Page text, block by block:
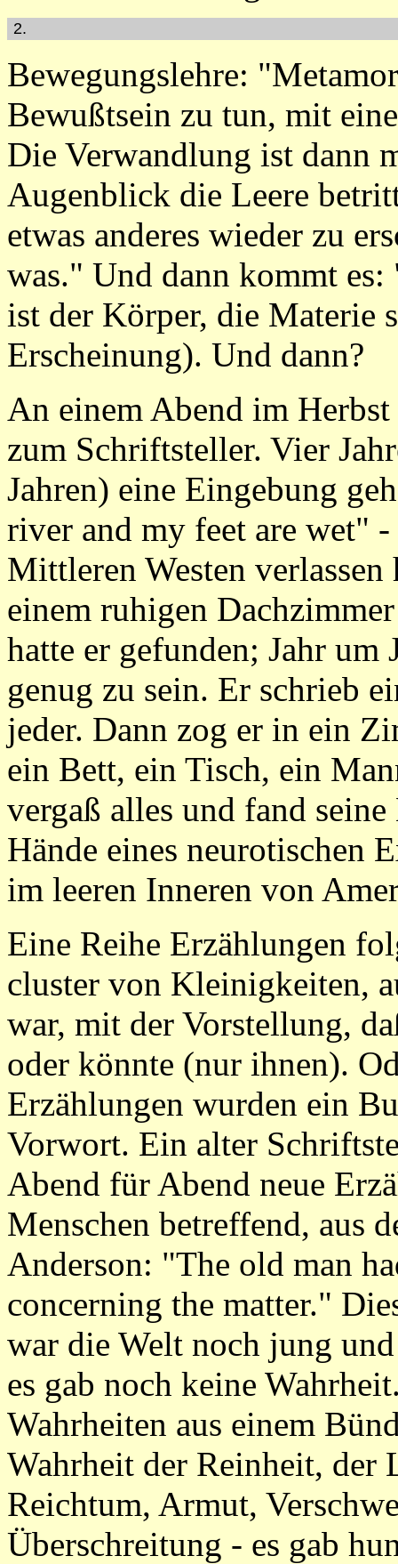
2.
Bewegungslehre:
Bewußtsein zu tun, mit
Die Verwandlung ist dann
Augenblick die Leere
etwas anderes wieder zu
was." Und dann kommt
ist der Körper, die Materie
Erscheinung). Und dann?
An einem Abend im
zum Schriftsteller. Vier
Jahren) eine Eingebung
river and my feet are wet"
Mittleren Westen
einem ruhigen
hatte er gefunden; Jahr um
genug zu sein. Er schrieb
jeder. Dann zog er in ein
ein Bett, ein Tisch, ein
vergaß alles und fand
Hände eines neurotischen
im leeren Inneren von
Eine Reihe Erzählungen
cluster von Kleinigkeiten,
war, mit der Vorstellung,
oder könnte (nur ihnen).
Erzählungen wurden ein
Vorwort. Ein alter
Abend für Abend neue
Menschen betreffend, aus
Anderson: "The old man
concerning the matter."
war die Welt noch jung
es gab noch keine
Wahrheiten aus einem
Wahrheit der Reinheit, der
Reichtum, Armut,
Überschreitung - es gab